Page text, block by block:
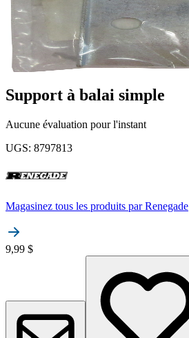
Support à balai simple
Aucune évaluation pour l'instant
UGS: 8797813
Magasinez tous les produits par Renegade
9,99 $